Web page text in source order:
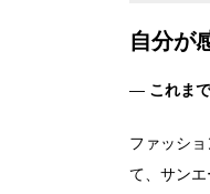
自分が
― これま
ファッシ
て、サン